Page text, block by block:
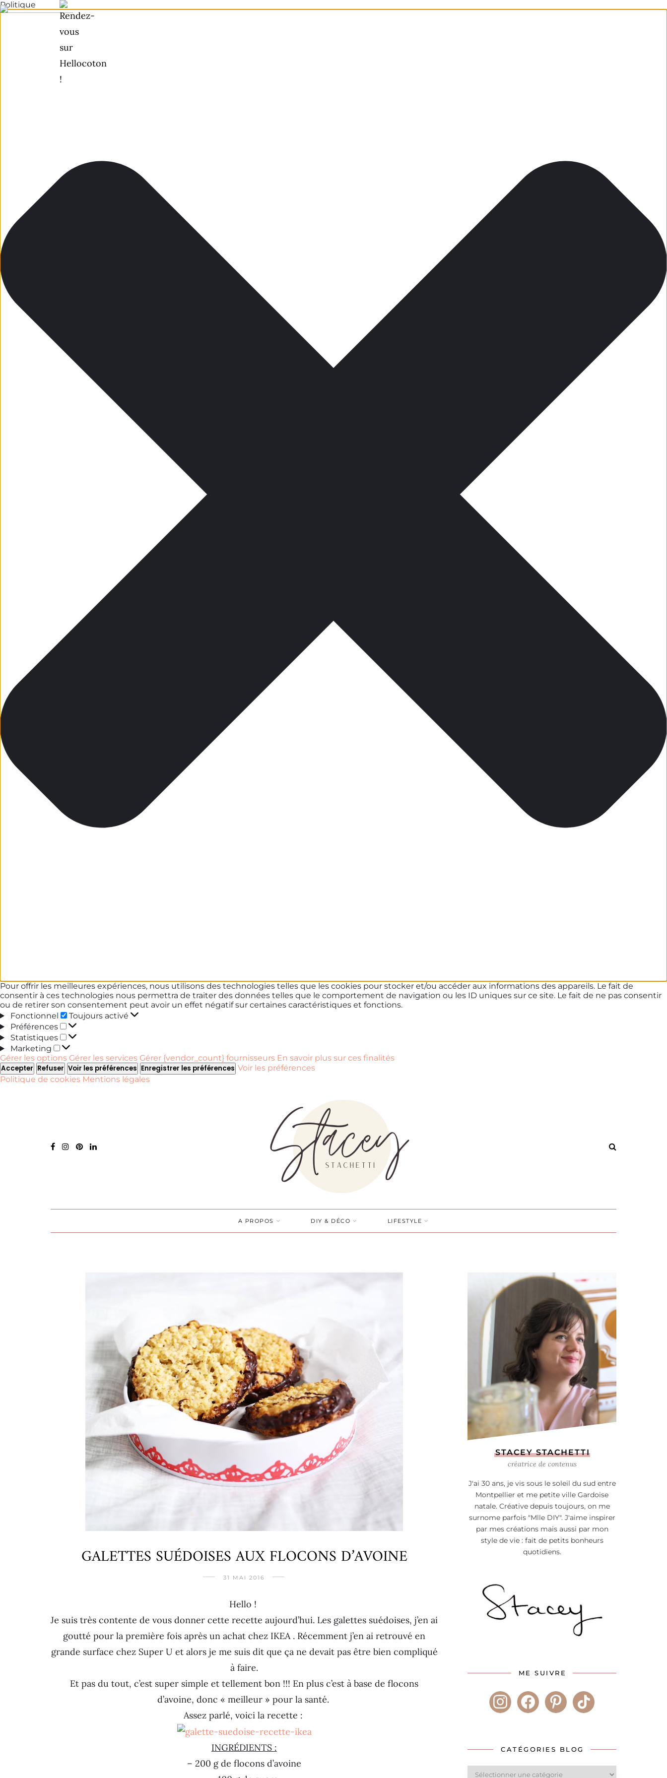
Politique
Pour offrir les meilleures expériences, nous utilisons des technologies telles que les cookies pour stocker et/ou accéder aux informations des appareils. Le fait de
consentir à ces technologies nous permettra de traiter des données telles que le comportement de navigation ou les ID uniques sur ce site. Le fait de ne pas consentir
ou de retirer son consentement peut avoir un effet négatif sur certaines caractéristiques et fonctions.
Fonctionnel
Fonctionnel
Toujours activé
Préférences
Préférences
Statistiques
Statistiques
Marketing
Marketing
Gérer les options Gérer les services Gérer {vendor_count} fournisseurs En savoir plus sur ces finalités
Accepter Refuser Voir les préférences Enregistrer les préférences Voir les préférences
Politique de cookies Mentions légales
A PROPOS DIY & DÉCO LIFESTYLE
GALETTES SUÉDOISES AUX FLOCONS D’AVOINE
31 MAI 2016
Hello !
Je suis très contente de vous donner cette recette aujourd’hui. Les galettes suédoises, j’en ai
goutté pour la première fois après un achat chez IKEA . Récemment j’en ai retrouvé en
grande surface chez Super U et alors je me suis dit que ça ne devait pas être bien compliqué
à faire.
Et pas du tout, c’est super simple et tellement bon !!! En plus c’est à base de flocons
d’avoine, donc « meilleur » pour la santé.
Assez parlé, voici la recette :
INGRÉDIENTS :
– 200 g de flocons d’avoine
STACEY STACHETTI
créatrice de contenus
J'ai 30 ans, je vis sous le soleil du sud entre
Montpellier et me petite ville Gardoise
natale. Créative depuis toujours, on me
surnome parfois "Mlle DIY". J'aime inspirer
par mes créations mais aussi par mon
style de vie : fait de petits bonheurs
quotidiens.
ME SUIVRE
instagramfacebookpinteresttiktok
CATÉGORIES BLOG
Catégories